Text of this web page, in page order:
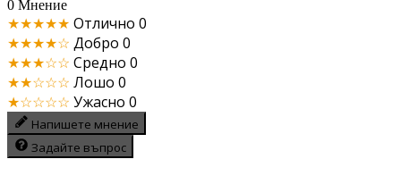
0 Мнение
★★★★★ Отлично 0
★★★★☆ Добро 0
★★★☆☆ Средно 0
★★☆☆☆ Лошо 0
★☆☆☆☆ Ужасно 0
Напишете мнение
Задайте въпрос